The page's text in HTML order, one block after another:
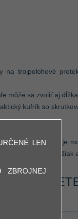
na trojpolohové
môže sa zvoliť aj
kufrík so
poloh, je
vymeniť celý držiak
SA
LEN
ZBROJNEJ